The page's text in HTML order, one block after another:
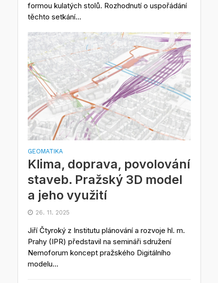
formou kulatých stolů. Rozhodnutí o uspořádání
těchto setkání...
GEOMATIKA
Klima, doprava, povolování
staveb. Pražský 3D model
a jeho využití
26. 11. 2025
Jiří Čtyroký z Institutu plánování a rozvoje hl. m.
Prahy (IPR) představil na semináři sdružení
Nemoforum koncept pražského Digitálního
modelu...